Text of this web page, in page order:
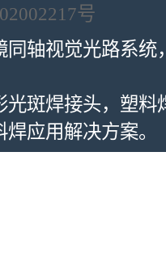
号
同轴视觉光路系统
光斑焊接头，塑料
应用解决方案。